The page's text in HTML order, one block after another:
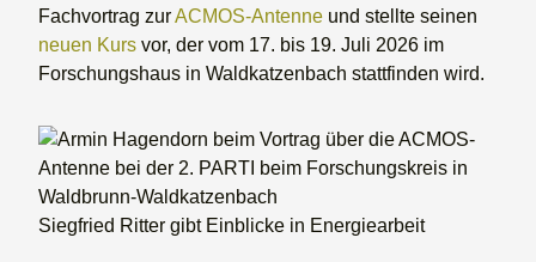
Fachvortrag zurACMOS-Antenne und stellte seinen
neuen Kurs vor, der vom 17. bis 19. Juli 2026 im
Forschungshaus in Waldkatzenbach stattfinden wird.
Siegfried Ritter gibt Einblicke in Energiearbeit